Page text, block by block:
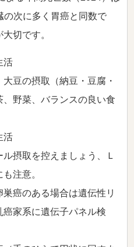
の次に多く胃癌と同数で
切です。
活
豆の摂取（納豆・豆腐・
野菜、バランスの良い食
活
摂取を控えましょう、Ｌ
注意。
癌のある場合は遺伝性リ
家系に遺伝子パネル検